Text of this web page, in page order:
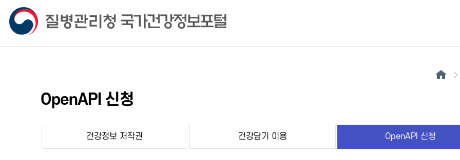
OpenAPI 신청
건강정보 저작권 건강담기 이용 OpenAPI 신청